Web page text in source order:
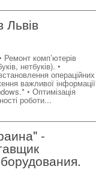
Львів
комп’ютерів
нетбуків). •
операційних
важливої інформації
• Оптимізація
роботи...
-